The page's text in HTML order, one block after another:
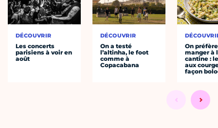
DÉCOUVRIR
Les concerts
parisiens à voir en
août
DÉCOUVRIR
On a testé
l’altinha, le foot
comme à
Copacabana
On préfère
manger à
cantine :
aux
façon